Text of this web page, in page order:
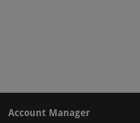
Account Manager